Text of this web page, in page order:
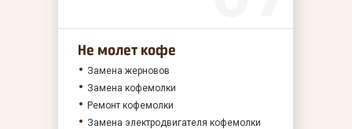
Не молет кофе
Замена жерновов
Замена кофемолки
Ремонт кофемолки
Замена электродвигателя кофемолки